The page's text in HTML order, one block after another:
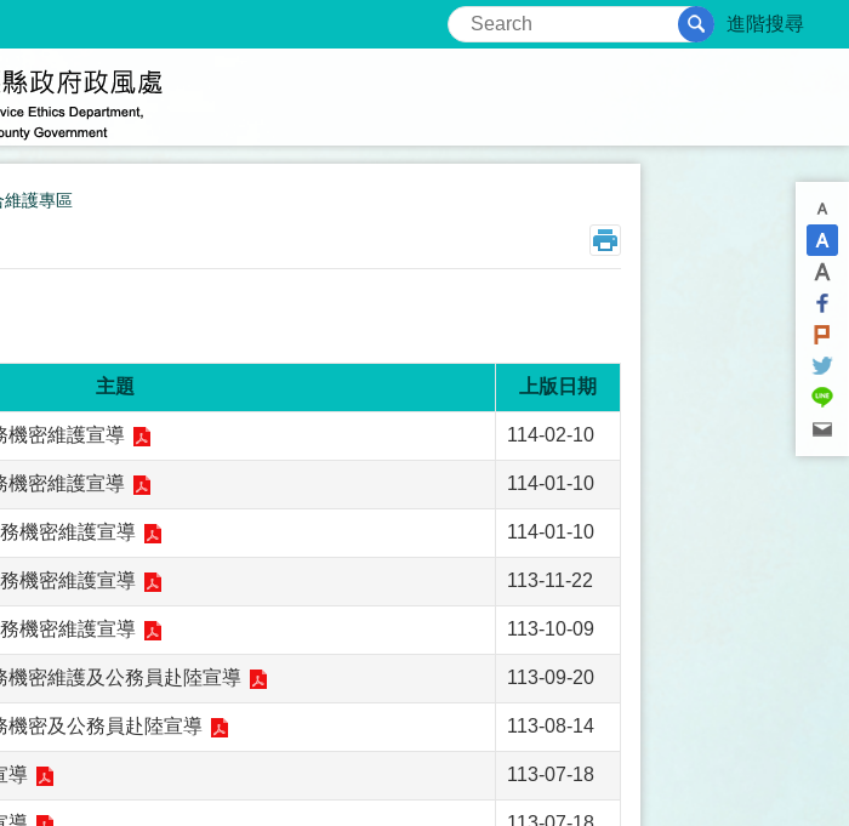
進階搜尋
維護專區
主題 上版日期
機密維護宣導 114-02-10
機密維護宣導 114-01-10
機密維護宣導 114-01-10
機密維護宣導 113-11-22
機密維護宣導 113-10-09
機密維護及公務員赴陸宣導 113-09-20
機密及公務員赴陸宣導 113-08-14
導 113-07-18